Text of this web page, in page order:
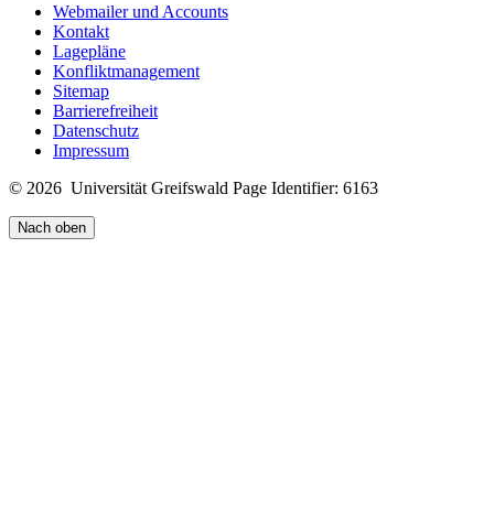
Webmailer und Accounts
Kontakt
Lagepläne
Konfliktmanagement
Sitemap
Barrierefreiheit
Datenschutz
Impressum
© 2026 Universität Greifswald Page Identifier: 6163
Nach oben